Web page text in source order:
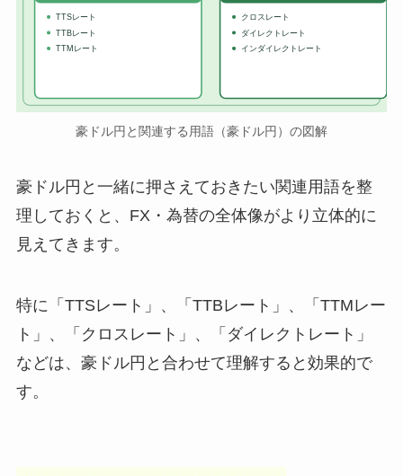
TTSレート
TTBレート
TTMレート
クロスレート
ダイレクトレート
インダイレクトレート
豪ドル円と関連する用語（豪ドル円）の図解
豪ドル円と一緒に押さえておきたい関連用語を整
理しておくと、FX・為替の全体像がより立体的に
見えてきます。
特に「TTSレート」、「TTBレート」、「TTMレー
ト」、「クロスレート」、「ダイレクトレート」
などは、豪ドル円と合わせて理解すると効果的で
す。